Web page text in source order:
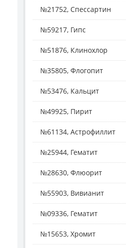
№21752, Спессартин
№59217, Гипс
№51876, Клинохлор
№35805, Флогопит
№53476, Кальцит
№49925, Пирит
№61134, Астрофиллит
№25944, Гематит
№28630, Флюорит
№55903, Вивианит
№09336, Гематит
№15653, Хромит